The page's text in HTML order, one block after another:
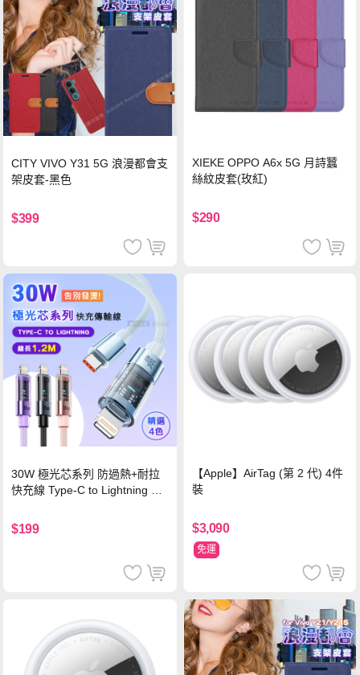
CITY VIVO Y31 5G 浪漫都會支
架皮套-黑色
$399
XIEKE OPPO A6x 5G 月詩蠶
絲紋皮套(玫紅)
$290
30W 極光芯系列 防過熱+耐拉
快充線 Type-C to Lightning 傳
$199
【Apple】AirTag (第 2 代) 4件
裝
$3,090
免運